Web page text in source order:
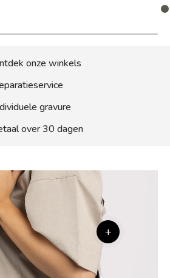
onze winkels
gravure
over 30 dagen
+